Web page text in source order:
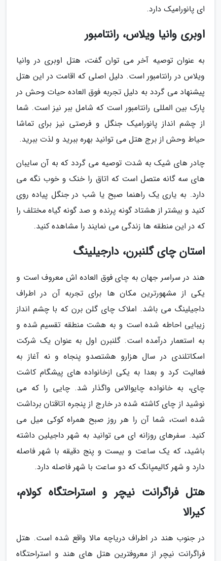
ای پانورامیک دارد.
اوبری وانیا ویلاس، رانتامبور
به عنوان توصیه آخر می توان گفت، هتل اوبری در وانیا
ویلاس در رانتامبور است. دلیل اصلی که اقامت در این هتل
پیشنهاد می گردد به دلیل تجربه فوق العاده حیات وحش در
پارک بین المللی رانتامبور است که شامل ببر نیز است. شما
از چشم انداز پانورامیک جنگل و فرصتی نیز برای تماشا
حیاط وحش از برج هتل می توانید بهره ببرید و لذت ببرید.
چادر های شیک به شدت توصیه می گردد که به آن سایبان
های سه گانه متصل است که اتاق را خنک و خوب نگه می
دارد. به یاری یک راهنما صبح یا شب در جنگل پیاده روی
کنید و بیشتر از هشتاد گونه پرنده و صد گونه گیاه مختلف را
که در این منطقه ها زندگی می نمایند را مشاهده کنید.
استان چای گلنبرن، دارجیلینگ
هند در سراسر جهان به چای فوق العاده اش معروف است و
یکی از مشهورترین مکان ها برای تجربه آن در اطراف
داجیلینگ می باشد. املاک چای گلن برن که با چشم انداز
زیبایی احاطه شده است و به هشت منطقه تقسیم شده و
به استعمار درآمده است. گلنبرن اول به عنوان یک شرکت
اسکاتلندی در سال هزارو هشتصدو پنجاه و نه آغاز به
فعالیت کرد و بعدا به یکی ازخانواده های پیشگام کاشت
چای، به خانواده چایوالاس واگذار شد. چایی را که می
نوشید از چای کاشته شده در خارج از پنجره اتاقتان برداشت
شده است، شما آن را هر روز صبح همراه کوکی میل می
کنید. سفرهای روزانه ای می توانید به شهر داجیلین داشته
باشید، که یک ساعت و بیست و پنج دقیقه با شهر فاصله
دارد و شهر کالیمپانگ که دو ساعت با شهر فاصله دارد.
هتل فراگرانت نیچر و استراحتگاه کولام،
کیرالا
در جنوب هند در اطراف دریاچه مالا واقع شده است. هتل
فراگرانت نیچر از معروفترین هتل های هند و استراحتگاه